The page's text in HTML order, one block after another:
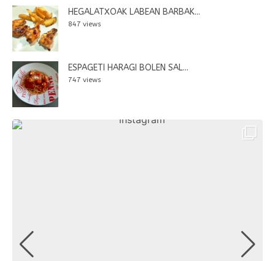
HEGALATXOAK LABEAN BARBAK...
847 views
ESPAGETI HARAGI BOLEN SAL...
747 views